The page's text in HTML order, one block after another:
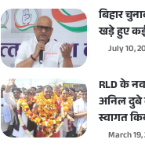
बिहार
खड़े हुए कई
July 10,
RLD के
अनिल दुबे
स्वागत
March